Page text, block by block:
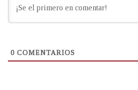
0 COMENTARIOS